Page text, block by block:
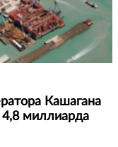
Кашагана
4,8 миллиарда